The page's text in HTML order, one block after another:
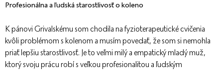
Profesionálna a ľudská starostlivosť o koleno
K pánovi Grivalskému som chodila na fyzioterapeutické cvičenia
kvôli problémom s kolenom a musím povedať, že som si nemohla
priať lepšiu starostlivosť. Je to veľmi milý a empatický mladý muž,
ktorý svoju prácu robí s veľkou profesionalitou a ľudským